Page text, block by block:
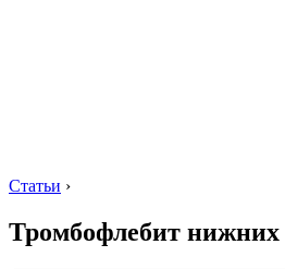
Статьи ›
Тромбофлебит нижних